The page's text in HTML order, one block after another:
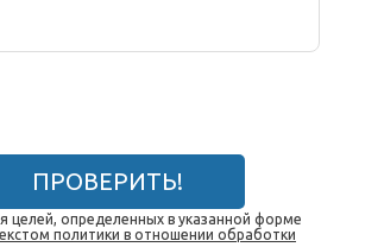
ПРОВЕРИТЬ!
целей, определенных в указанной форме
политики в отношении обработки